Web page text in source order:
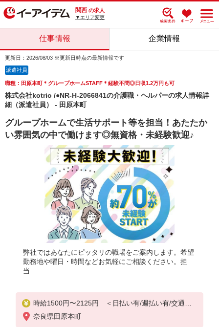
関西 の求人
▼エリア変更
仕事情報 企業情報
更新日：2026/08/03 ※更新日時点の最新情報です
派遣社員
職種：田原本町＊グループホームSTAFF＊経験不問◎日収1.2万円も可
株式会社kotrio /●NR-H-2066841の介護職・ヘルパーの求人情報詳
細（派遣社員） - 田原本町
グループホームで生活サポート等を担当！あたたか
い雰囲気の中で働けます◎無資格・未経験歓迎♪
弊社ではあなたにピッタリの職場をご案内します。希望
勤務地や曜日・時間などお気軽にご相談ください。担
当...
時給1500円〜2125円 ＜日払い有/週払い有/交通費
全支給(ガソリン代含む)＞
奈良県田原本町